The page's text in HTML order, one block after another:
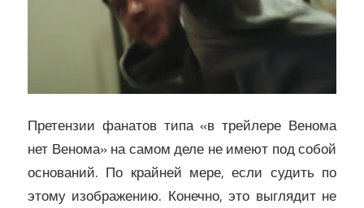
Претензии фанатов типа «в трейлере Венома
нет Венома» на самом деле не имеют под собой
оснований. По крайней мере, если судить по
этому изображению. Конечно, это выглядит не